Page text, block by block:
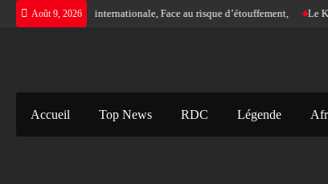
Skip
Août 9, 2026
d’une justice internationale, Face au risque d’étouffement, Le
Accueil Top News RDC Légende